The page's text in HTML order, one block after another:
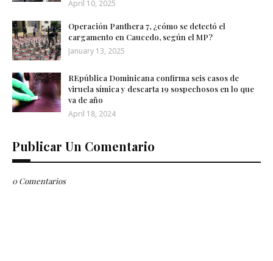
April 10, 2025
Operación Panthera 7, ¿cómo se detectó el
cargamento en Caucedo, según el MP?
January 13, 2025
REpública Dominicana confirma seis casos de
viruela símica y descarta 19 sospechosos en lo que
va de año
April 18, 2024
Publicar Un Comentario
0 Comentarios